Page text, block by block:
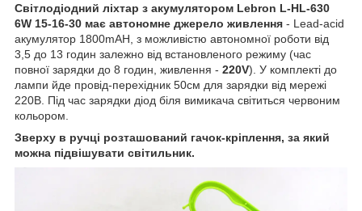
Світлодіодний ліхтар з акумулятором Lebron L-HL-630
6W 15-16-30 має автономне джерело живлення - Lead-acid
акумулятор 1800mAH, з можливістю автономної роботи від
3,5 до 13 годин залежно від встановленого режиму (час
повної зарядки до 8 годин, живлення - 220V). У комплекті до
лампи йде провід-перехідник 50cм для зарядки від мережі
220В. Під час зарядки діод біля вимикача світиться червоним
кольором.
Зверху в ручці розташований гачок-кріплення, за який
можна підвішувати світильник.